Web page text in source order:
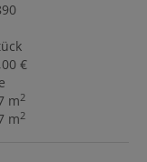
€
m2
m2